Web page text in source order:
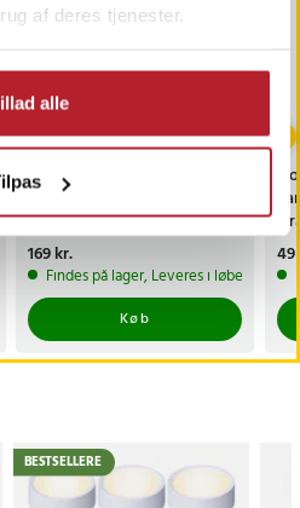
af deres tjenester.
alle
Fluffy varmedunk med
ekstra langt design og
blødt betræk
Pris:169 kr.
169 kr.
Findes på lager, Leveres i løbet af 1-2
Køb
49
BESTSELLERE